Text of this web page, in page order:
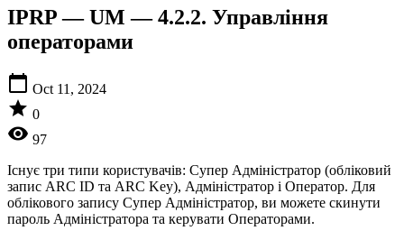
IPRP — UM — 4.2.2. Управління
операторами
calendar_today Oct 11, 2024
star 0
visibility 97
Існує три типи користувачів: Супер Адміністратор (обліковий
запис ARC ID та ARC Key), Адміністратор і Оператор. Для
облікового запису Супер Адміністратор, ви можете скинути
пароль Адміністратора та керувати Операторами.